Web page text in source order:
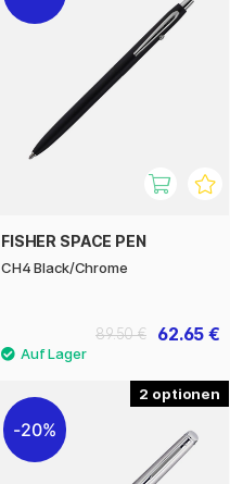
FISHER SPACE PEN
CH4 Black/Chrome
62.65 €
89.50 €
2
20%